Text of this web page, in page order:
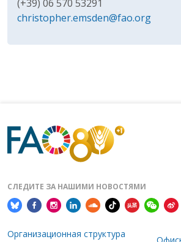
(+39) 06 570 53291
christopher.emsden@fao.org
СЛЕДИТЕ ЗА НАШИМИ НОВОСТЯМИ
Организационная структура